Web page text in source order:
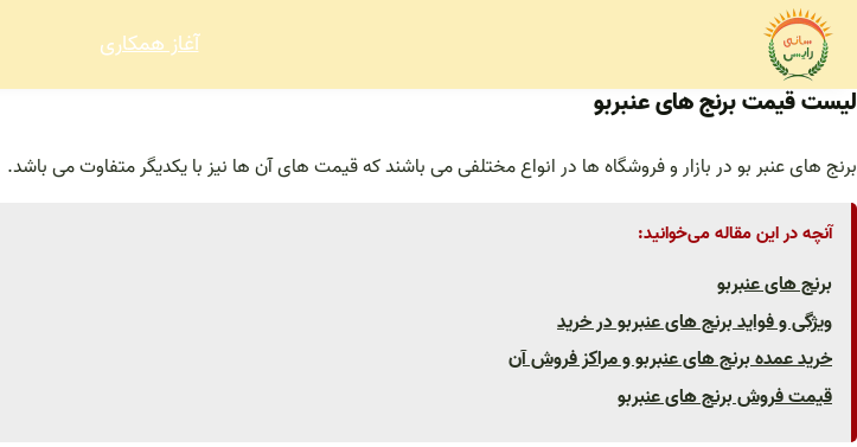
محتوا
آغاز همکاری
لیست قیمت برنج های عنبربو
برنج های عنبر بو در بازار و فروشگاه ها در انواع مختلفی می باشند که قیمت های آن ها نیز با یکدیگر متفاوت می باشد.
آنچه در این مقاله می‌خوانید:
برنج های عنبربو
ویژگی و فواید برنج های عنبربو در خرید
خرید عمده برنج های عنبربو و مراکز فروش آن
قیمت فروش برنج های عنبربو